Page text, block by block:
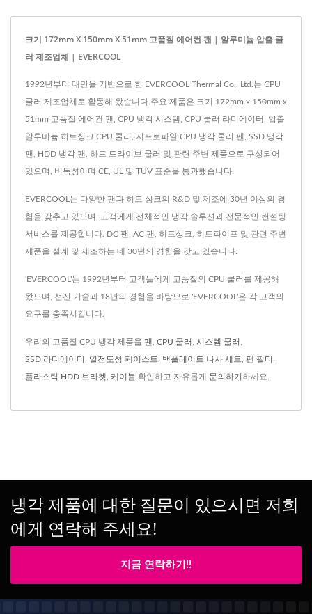
크기 172mm X 150mm X 51mm 고품질 에어컨 팬 | 알루미늄 압출 쿨
러 제조업체 | EVERCOOL
1992년부터 대만을 기반으로 한 EVERCOOL Thermal Co., Ltd.는 CPU
쿨러 제조업체로 활동해 왔습니다.주요 제품은 크기 172mm x 150mm x
51mm 고품질 에어컨 팬, CPU 냉각 시스템, CPU 쿨러 라디에이터, 압출
알루미늄 히트싱크 CPU 쿨러, 저프로파일 CPU 냉각 쿨러 팬, SSD 냉각
팬, HDD 냉각 팬, 하드 드라이브 쿨러 및 관련 주변 제품으로 구성되어
있으며, 비독성이며 CE, UL 및 TUV 표준을 통과했습니다.
EVERCOOL는 다양한 팬과 히트 싱크의 R&D 및 제조에 30년 이상의 경
험을 갖추고 있으며, 고객에게 전체적인 냉각 솔루션과 전문적인 컨설팅
서비스를 제공합니다. DC 팬, AC 팬, 히트싱크, 히트파이프 및 관련 주변
제품을 설계 및 제조하는 데 30년의 경험을 갖고 있습니다.
'EVERCOOL'는 1992년부터 고객들에게 고품질의 CPU 쿨러를 제공해
왔으며, 선진 기술과 18년의 경험을 바탕으로 'EVERCOOL'은 각 고객의
요구를 충족시킵니다.
우리의 고품질 CPU 냉각 제품을 팬 CPU 쿨러 시스템 쿨러
SSD 라디에이터 열전도성 페이스트 백플레이트 나사 세트 팬 필터
플라스틱 HDD 브라켓 케이블 확인하고 자유롭게 문의하기 하세요.
냉각 제품에 대한 질문이 있으시면 저희
에게 연락해 주세요!
지금 연락하기!!